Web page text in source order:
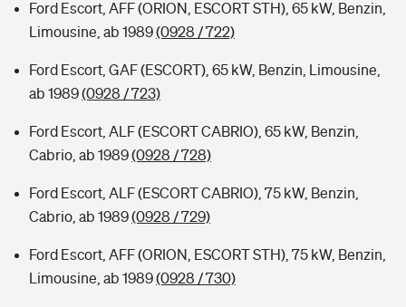
Ford Escort, AFF (ORION, ESCORT STH), 65 kW, Benzin,
Limousine, ab 1989(0928 / 722)
Ford Escort, GAF (ESCORT), 65 kW, Benzin, Limousine,
ab 1989(0928 / 723)
Ford Escort, ALF (ESCORT CABRIO), 65 kW, Benzin,
Cabrio, ab 1989(0928 / 728)
Ford Escort, ALF (ESCORT CABRIO), 75 kW, Benzin,
Cabrio, ab 1989(0928 / 729)
Ford Escort, AFF (ORION, ESCORT STH), 75 kW, Benzin,
Limousine, ab 1989(0928 / 730)